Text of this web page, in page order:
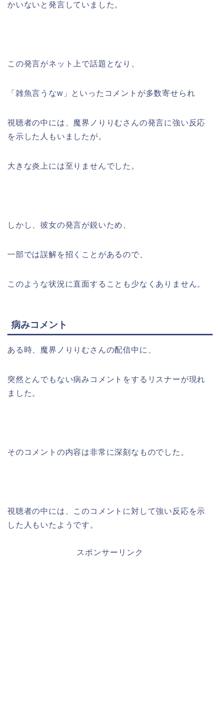
かいないと発言していました。
この発言がネット上で話題となり、
「雑魚言うなw」といったコメントが多数寄せられ
視聴者の中には、魔界ノりりむさんの発言に強い反応
を示した人もいましたが。
大きな炎上には至りませんでした。
しかし、彼女の発言が鋭いため、
一部では誤解を招くことがあるので、
このような状況に直面することも少なくありません。
病みコメント
ある時、魔界ノりりむさんの配信中に、
突然とんでもない病みコメントをするリスナーが現れ
ました。
そのコメントの内容は非常に深刻なものでした。
視聴者の中には、このコメントに対して強い反応を示
した人もいたようです。
スポンサーリンク